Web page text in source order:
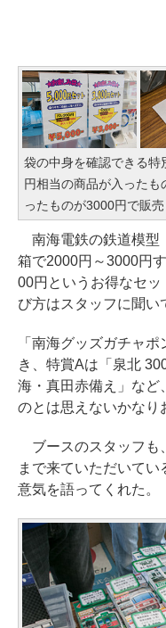
袋の中身を確認できる特
円相当の商品が入った
ったものが3000円で販
南海電鉄の鉄道模型
箱で2000円～3000円
00円というお得なセ
び方はスタッフに聞い
「南海グッズガチャ
き、特賞Aは「泉北
海・真田赤備え」など
のとは思えないかなり
ブースのスタッフも
まで来ていただいて
意気を語ってくれた。